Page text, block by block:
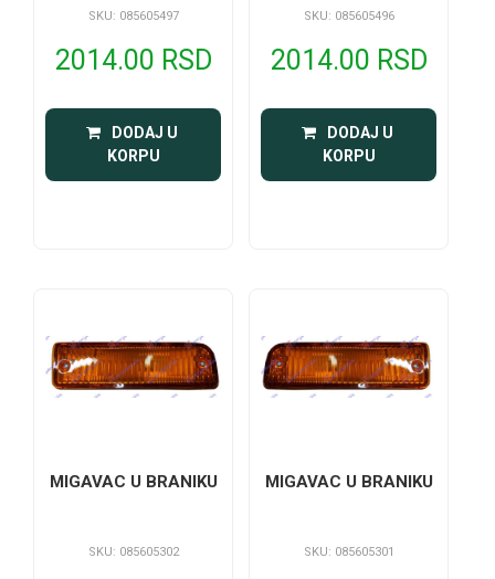
SKU: 085605497
2014.00 RSD
DODAJ U
KORPU
SKU: 085605496
2014.00 RSD
DODAJ U
KORPU
MIGAVAC U BRANIKU
SKU: 085605302
MIGAVAC U BRANIKU
SKU: 085605301